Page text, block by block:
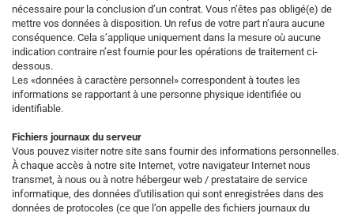
nécessaire pour la conclusion d’un contrat. Vous n’êtes pas obligé(e) de
mettre vos données à disposition. Un refus de votre part n’aura aucune
conséquence. Cela s’applique uniquement dans la mesure où aucune
indication contraire n’est fournie pour les opérations de traitement ci-
dessous.
Les «données à caractère personnel» correspondent à toutes les
informations se rapportant à une personne physique identifiée ou
identifiable.
Fichiers journaux du serveur
Vous pouvez visiter notre site sans fournir des informations personnelles.
À chaque accès à notre site Internet, votre navigateur Internet nous
transmet, à nous ou à notre hébergeur web / prestataire de service
informatique, des données d'utilisation qui sont enregistrées dans des
données de protocoles (ce que l’on appelle des fichiers journaux du